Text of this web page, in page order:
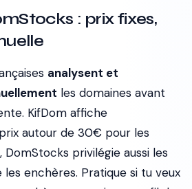
: prix fixes,
analysent et
les domaines avant
KifDom affiche
autour de 30€ pour les
privilégie aussi les
enchères. Pratique si tu veux